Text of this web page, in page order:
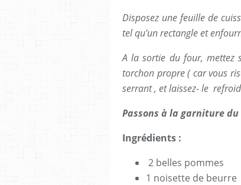
Disposez une feuille de
tel qu'un rectangle et
A la sortie du four, mettez
torchon propre ( car vous
serrant , et laissez- le
Passons à la garniture
Ingrédients :
2 belles pommes
1 noisette de beurre